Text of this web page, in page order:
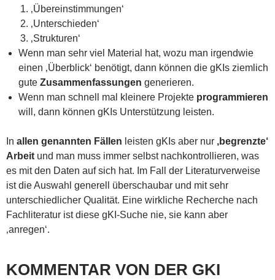
‚Übereinstimmungen‘
‚Unterschieden‘
‚Strukturen‘
Wenn man sehr viel Material hat, wozu man irgendwie
einen ‚Überblick‘ benötigt, dann können die gKIs ziemlich
gute Zusammenfassungen generieren.
Wenn man schnell mal kleinere Projekte programmieren
will, dann können gKIs Unterstützung leisten.
In allen genannten Fällen leisten gKIs aber nur ‚begrenzte‘
Arbeit und man muss immer selbst nachkontrollieren, was
es mit den Daten auf sich hat. Im Fall der Literaturverweise
ist die Auswahl generell überschaubar und mit sehr
unterschiedlicher Qualität. Eine wirkliche Recherche nach
Fachliteratur ist diese gKI-Suche nie, sie kann aber
‚anregen‘.
KOMMENTAR VON DER GKI